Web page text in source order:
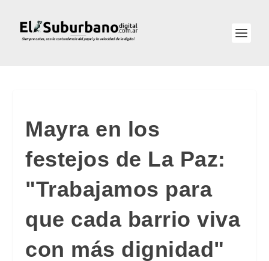
Mayra en los
festejos de La Paz:
"Trabajamos para
que cada barrio viva
con más dignidad"